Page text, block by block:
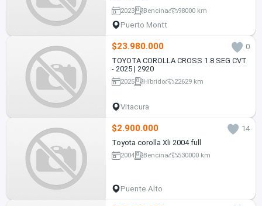
2023 Bencina 98000 km
Puerto Montt
$23.980.000
0
TOYOTA COROLLA CROSS 1.8 SEG CVT
- 2025 | 2920
2025 Híbrido 22629 km
Vitacura
$2.900.000
14
Toyota corolla Xli 2004 full
2004 Bencina 530000 km
Puente Alto